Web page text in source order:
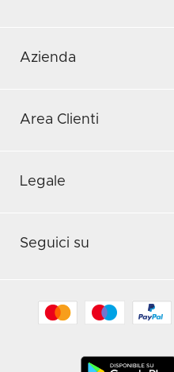
Azienda
Area Clienti
Legale
Seguici su